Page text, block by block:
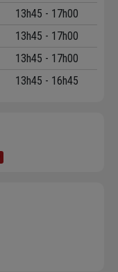
13h45 - 17h00
13h45 - 17h00
13h45 - 17h00
13h45 - 16h45